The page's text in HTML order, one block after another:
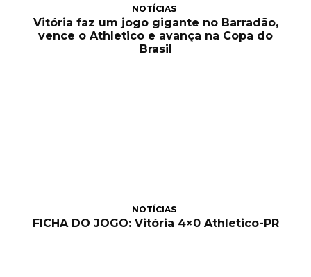
NOTÍCIAS
Vitória faz um jogo gigante no Barradão,
vence o Athletico e avança na Copa do
Brasil
NOTÍCIAS
FICHA DO JOGO: Vitória 4×0 Athletico-PR